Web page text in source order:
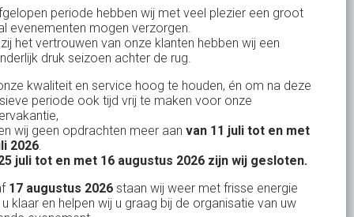
Bank: NL15ABNA0561810710
KvK: 17167131
BTW: NL.1678.53.296.B01
Uw partner in:
Evenementen verhuur
Feestverhuur
Licht- en Geluidverhuur
periode hebben wij met veel plezier een groot
evenementen mogen verzorgen.
het vertrouwen van onze klanten hebben wij een
druk seizoen achter de rug.
kwaliteit en service hoog te houden, én om na deze
periode ook tijd vrij te maken voor onze
wij geen opdrachten meer aan van 11 juli tot en met
2026.
juli tot en met 16 augustus 2026 zijn wij gesloten.
17 augustus 2026 staan wij weer met frisse energie
klaar en helpen wij u graag bij de organisatie van uw